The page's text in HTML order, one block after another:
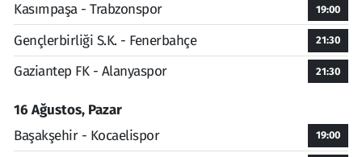
Kasımpaşa - Trabzonspor 19:00
Gençlerbirliği S.K. - Fenerbahçe 21:30
Gaziantep FK - Alanyaspor 21:30
16 Ağustos, Pazar
Başakşehir - Kocaelispor
19:00